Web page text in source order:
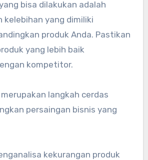
bisa dilakukan adalah
kelebihan yang dimiliki
produk Anda. Pastikan
yang lebih baik
kompetitor.
langkah cerdas
persaingan bisnis yang
kekurangan produk